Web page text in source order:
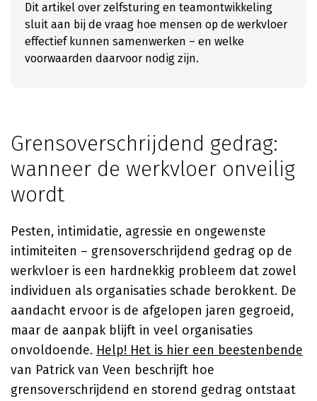
Dit artikel over zelfsturing en teamontwikkeling
sluit aan bij de vraag hoe mensen op de werkvloer
effectief kunnen samenwerken – en welke
voorwaarden daarvoor nodig zijn.
Grensoverschrijdend gedrag:
wanneer de werkvloer onveilig
wordt
Pesten, intimidatie, agressie en ongewenste
intimiteiten – grensoverschrijdend gedrag op de
werkvloer is een hardnekkig probleem dat zowel
individuen als organisaties schade berokkent. De
aandacht ervoor is de afgelopen jaren gegroeid,
maar de aanpak blijft in veel organisaties
onvoldoende. Help! Het is hier een beestenbende
van Patrick van Veen beschrijft hoe
grensoverschrijdend en storend gedrag ontstaat